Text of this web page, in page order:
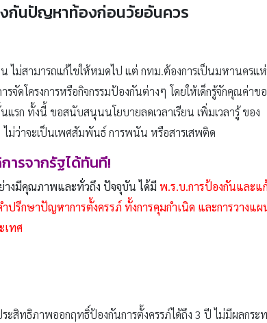
กันปัญหาท้องก่อนวัยอันควร
ม่สามารถแก้ไขให้หมดไป แต่ กทม.ต้องการเป็นมหานครแห่
ดโครงการหรือกิจกรรมป้องกันต่างๆ โดยให้เด็กรู้จักคุณค่าข
รก ทั้งนี้ ขอสนับสนุนนโยบายลดเวลาเรียน เพิ่มเวลารู้ ของ
ไม่ว่าจะเป็นเพศสัมพันธ์ การพนัน หรือสารเสพติด
ารจากรัฐได้ทันที!
างมีคุณภาพและทั่วถึง ปัจจุบัน ได้มี พ.ร.บ.การป้องกันและแ
รึกษาปัญหาการตั้งครรภ์ ทั้งการคุมกำเนิด และการวางแผ
เทศ
ะสิทธิภาพออกฤทธิ์ป้องกันการตั้งครรภ์ได้ถึง 3 ปี ไม่มีผลกระ